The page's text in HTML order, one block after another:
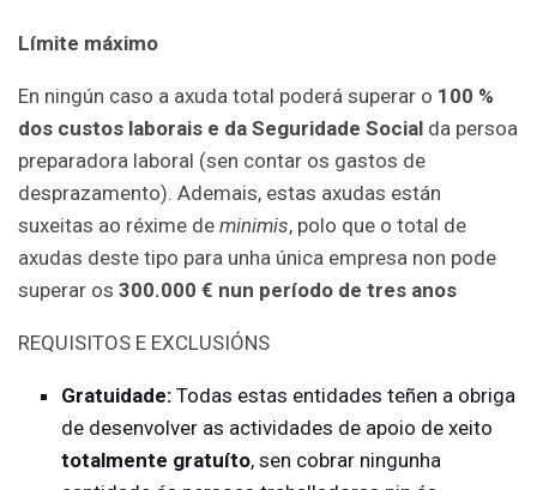
Límite máximo
En ningún caso a axuda total poderá superar o 100 %
dos custos laborais e da Seguridade Social da persoa
preparadora laboral (sen contar os gastos de
desprazamento). Ademais, estas axudas están
suxeitas ao réxime de minimis, polo que o total de
axudas deste tipo para unha única empresa non pode
superar os 300.000 € nun período de tres anos
REQUISITOS E EXCLUSIÓNS
Gratuidade: Todas estas entidades teñen a obriga
de desenvolver as actividades de apoio de xeito
totalmente gratuíto, sen cobrar ningunha